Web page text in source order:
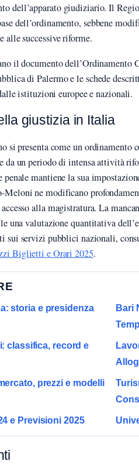
dell’apparato giudiziario. Il
dell’ordinamento, sebbene
alle successive riforme.
il documento
di Palermo e le schede
istituzioni europee e nazionali.
giustizia in Italia
presenta come un ordinamento
da un periodo di intensa attività
mantiene la sua
ne modificano
alla magistratura. La
una valutazione quantitativa
sui servizi pubblici nazionali,
Biglietti e Orari 2025.
storia e presidenza
Bari
classifica, record e
prezzi e modelli
e Previsioni 2025